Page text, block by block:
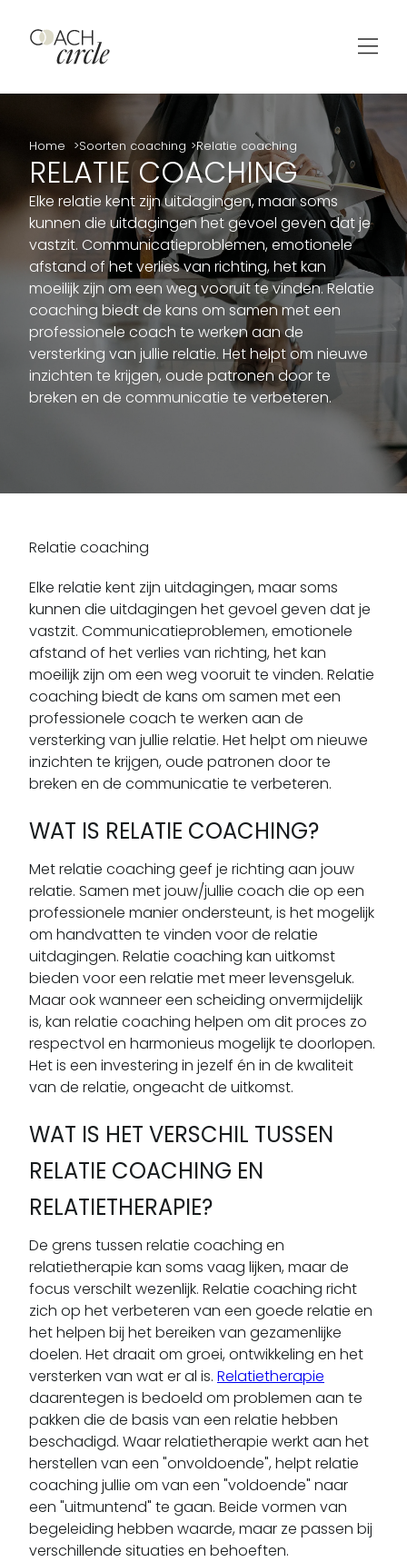
Home Soorten coaching Relatie coaching
RELATIE COACHING
Elke relatie kent zijn uitdagingen, maar soms
kunnen die uitdagingen het gevoel geven dat je
vastzit. Communicatieproblemen, emotionele
afstand of het verlies van richting, het kan
moeilijk zijn om een weg vooruit te vinden. Relatie
coaching biedt de kans om samen met een
professionele coach te werken aan de
versterking van jullie relatie. Het helpt om nieuwe
inzichten te krijgen, oude patronen door te
breken en de communicatie te verbeteren.
Relatie coaching
Elke relatie kent zijn uitdagingen, maar soms
kunnen die uitdagingen het gevoel geven dat je
vastzit. Communicatieproblemen, emotionele
afstand of het verlies van richting, het kan
moeilijk zijn om een weg vooruit te vinden. Relatie
coaching biedt de kans om samen met een
professionele coach te werken aan de
versterking van jullie relatie. Het helpt om nieuwe
inzichten te krijgen, oude patronen door te
breken en de communicatie te verbeteren.
WAT IS RELATIE COACHING?
Met relatie coaching geef je richting aan jouw
relatie. Samen met jouw/jullie coach die op een
professionele manier ondersteunt, is het mogelijk
om handvatten te vinden voor de relatie
uitdagingen. Relatie coaching kan uitkomst
bieden voor een relatie met meer levensgeluk.
Maar ook wanneer een scheiding onvermijdelijk
is, kan relatie coaching helpen om dit proces zo
respectvol en harmonieus mogelijk te doorlopen.
Het is een investering in jezelf én in de kwaliteit
van de relatie, ongeacht de uitkomst.
WAT IS HET VERSCHIL TUSSEN
RELATIE COACHING EN
RELATIETHERAPIE?
De grens tussen relatie coaching en
relatietherapie kan soms vaag lijken, maar de
focus verschilt wezenlijk. Relatie coaching richt
zich op het verbeteren van een goede relatie en
het helpen bij het bereiken van gezamenlijke
doelen. Het draait om groei, ontwikkeling en het
versterken van wat er al is. Relatietherapie
daarentegen is bedoeld om problemen aan te
pakken die de basis van een relatie hebben
beschadigd. Waar relatietherapie werkt aan het
herstellen van een "onvoldoende", helpt relatie
coaching jullie om van een "voldoende" naar
een "uitmuntend" te gaan. Beide vormen van
begeleiding hebben waarde, maar ze passen bij
verschillende situaties en behoeften.